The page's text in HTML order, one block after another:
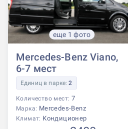
еще 1 фото
Mercedes-Benz Viano,
6-7 мест
Единиц в парке:2
Количество мест: 7
Марка: Mercedes-Benz
Климат: Кондиционер